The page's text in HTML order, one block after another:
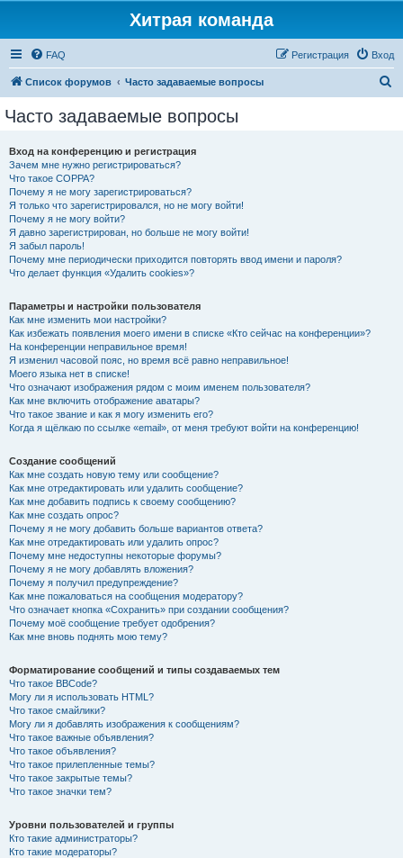
Хитрая команда
FAQ Вход
Регистрация
Список форумов Часто задаваемые вопросы
Часто задаваемые вопросы
Вход на конференцию и регистрация
Зачем мне нужно регистрироваться?
Что такое COPPA?
Почему я не могу зарегистрироваться?
Я только что зарегистрировался, но не могу войти!
Почему я не могу войти?
Я давно зарегистрирован, но больше не могу войти!
Я забыл пароль!
Почему мне периодически приходится повторять ввод имени и пароля?
Что делает функция «Удалить cookies»?
Параметры и настройки пользователя
Как мне изменить мои настройки?
Как избежать появления моего имени в списке «Кто сейчас на конференции»?
На конференции неправильное время!
Я изменил часовой пояс, но время всё равно неправильное!
Моего языка нет в списке!
Что означают изображения рядом с моим именем пользователя?
Как мне включить отображение аватары?
Что такое звание и как я могу изменить его?
Когда я щёлкаю по ссылке «email», от меня требуют войти на конференцию!
Создание сообщений
Как мне создать новую тему или сообщение?
Как мне отредактировать или удалить сообщение?
Как мне добавить подпись к своему сообщению?
Как мне создать опрос?
Почему я не могу добавить больше вариантов ответа?
Как мне отредактировать или удалить опрос?
Почему мне недоступны некоторые форумы?
Почему я не могу добавлять вложения?
Почему я получил предупреждение?
Как мне пожаловаться на сообщения модератору?
Что означает кнопка «Сохранить» при создании сообщения?
Почему моё сообщение требует одобрения?
Как мне вновь поднять мою тему?
Форматирование сообщений и типы создаваемых тем
Что такое BBCode?
Могу ли я использовать HTML?
Что такое смайлики?
Могу ли я добавлять изображения к сообщениям?
Что такое важные объявления?
Что такое объявления?
Что такое прилепленные темы?
Что такое закрытые темы?
Что такое значки тем?
Уровни пользователей и группы
Кто такие администраторы?
Кто такие модераторы?